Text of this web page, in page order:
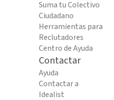
Suma tu Colectivo
Ciudadano
Herramientas para
Reclutadores
Centro de Ayuda
Contactar
Ayuda
Contactar a
Idealist